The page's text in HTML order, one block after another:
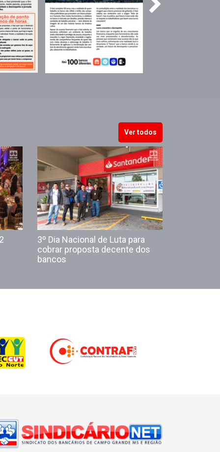
Ver todos
3º Dia Nacional de Luta para
cobrar proposta decente dos
bancos